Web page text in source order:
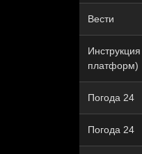
Вести
платформ)
Погода 24
Погода 24